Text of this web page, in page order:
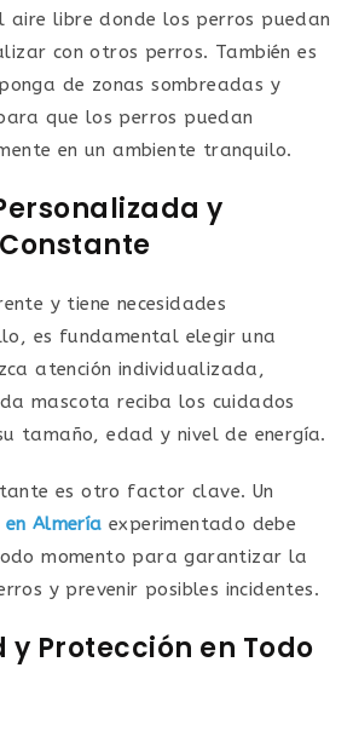
aire libre donde los perros puedan
con otros perros. También es
de zonas sombreadas y
que los perros puedan
en un ambiente tranquilo.
y
y tiene necesidades
es fundamental elegir una
atención individualizada,
mascota reciba los cuidados
tamaño, edad y nivel de energía.
es otro factor clave. Un
Almería experimentado debe
momento para garantizar la
y prevenir posibles incidentes.
y Protección en Todo